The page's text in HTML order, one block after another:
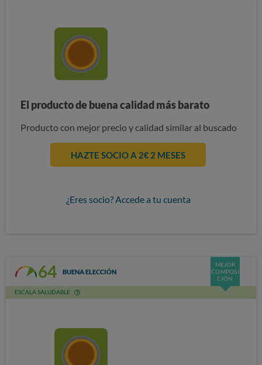
El producto de buena calidad más barato
Producto con mejor precio y calidad similar al buscado
HAZTE SOCIO A 2€ 2 MESES
¿Eres socio? Accede a tu cuenta
64 BUENA ELECCIÓN
MEJOR
COMPOSI
CIÓN
ESCALA SALUDABLE